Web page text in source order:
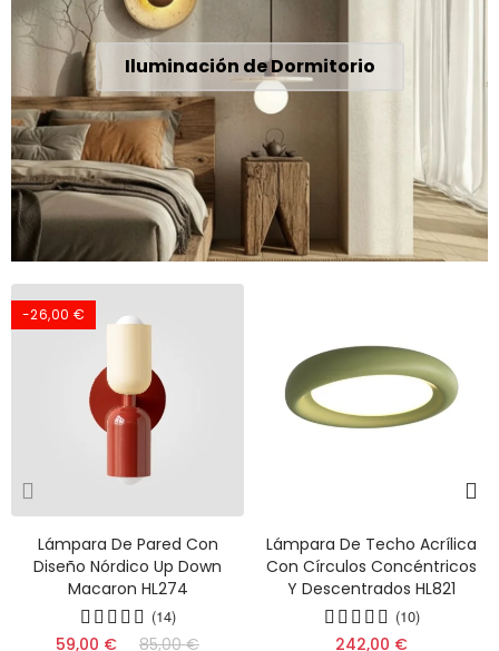
Iluminación de Dormitorio
-26,00 €
Lámpara De Pared Con
Diseño Nórdico Up Down
Macaron HL274
(14)
59,00 € 85,00 €
Lámpara De Techo Acrílica
Con Círculos Concéntricos
Y Descentrados HL821
(10)
242,00 €